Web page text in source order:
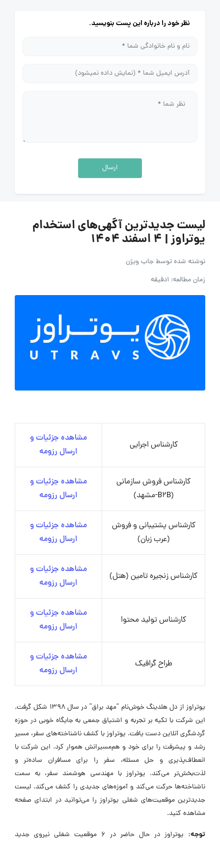
نظر خود را درباره این پست بنویسید.
ارسال
لیست جدیدترین آگهی‌های استخدام
یوتراوز | ۴ اسفند ۱۴۰۴
نوشته شده توسطجاب ویژن
زمان مطالعه: 1دقیقه
کارشناس اجرایی
مشاهده جزئیات و
ارسال رزومه
کارشناس فروش سازمانی
(B2B-مشهد)
مشاهده جزئیات و
ارسال رزومه
کارشناس پشتیبانی و فروش
(عرب زبان)
مشاهده جزئیات و
ارسال رزومه
کارشناس زنجیره تامین (هتل)
مشاهده جزئیات و
ارسال رزومه
کارشناس تولید محتوا
مشاهده جزئیات و
ارسال رزومه
طراح گرافیک
مشاهده جزئیات و
ارسال رزومه
یوتراوز از دل هلدینگ خوش‌نام “مهد براق” در سال ۱۳۹۸ شکل گرفت.
این شرکت با تکیه بر تجربه و اشتیاق جمعی به جایگاه خوبی در حوزه
گردشگری آنلاین دست یافت. یوتراوز با کشف ناشناخته‌های سفر، مسیر
رشد و پیشرفت را برای خود و هم‌مسیرانش هموار کرد. این شرکت با
انعطاف‌پذیری و حل مسئله، سفر را برای مسافران ساده‌تر و
لذت‌بخش‌تر می‌کند. یوتراوز با مهندسی هوشمند سفر، به سمت
ناشناخته‌ها حرکت می‌کند و آموزه‌های جدیدی را کشف می‌کند. لیست
جدیدترین موقعیت‌های شغلی یوتراوز را می‌توانید در ابتدای صفحه
مشاهده کنید.
توجه:
یوتراوز در حال حاضر در ۶ موقعیت شغلی نیروی جدید